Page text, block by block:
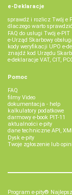
e-Deklaracje
sprawdź i rozlicz Twój e
dlaczego warto
FAQ do usługi Twój e-PIT
e-Urząd Skarbowy
kody weryfikacji UPO e-
znajdź kod Urzędu
e-deklaracje VAT, CIT,
Pomoc
FAQ
filmy Video
dokumentacja - help
kalkulatory podatkowe
darmowy e-book PIT-11
aktualności e-pity
dane techniczne API,
Dysk e-pity
Twoje zgłoszenie lub
Program e-pity®